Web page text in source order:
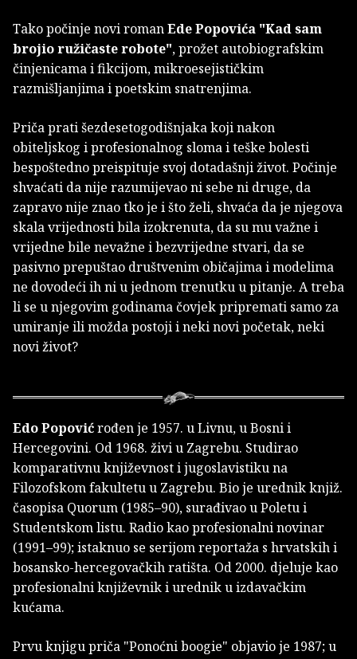
Tako počinje novi romanEde Popovića "Kad sam
brojio ružičaste robote", prožet autobiografskim
činjenicama i fikcijom, mikroesejističkim
razmišljanjima i poetskim snatrenjima.
Priča prati šezdesetogodišnjaka koji nakon
obiteljskog i profesionalnog sloma i teške bolesti
bespoštedno preispituje svoj dotadašnji život. Počinje
shvaćati da nije razumijevao ni sebe ni druge, da
zapravo nije znao tko je i što želi, shvaća da je njegova
skala vrijednosti bila izokrenuta, da su mu važne i
vrijedne bile nevažne i bezvrijedne stvari, da se
pasivno prepuštao društvenim običajima i modelima
ne dovodeći ih ni u jednom trenutku u pitanje. A treba
li se u njegovim godinama čovjek pripremati samo za
umiranje ili možda postoji i neki novi početak, neki
novi život?
Edo Popovićrođen je 1957. u Livnu, u Bosni i
Hercegovini. Od 1968. živi u Zagrebu. Studirao
komparativnu književnost i jugoslavistiku na
Filozofskom fakultetu u Zagrebu. Bio je urednik knjiž.
časopisa Quorum (1985–90), surađivao u Poletu i
Studentskom listu. Radio kao profesionalni novinar
(1991–99); istaknuo se serijom reportaža s hrvatskih i
bosansko-hercegovačkih ratišta. Od 2000. djeluje kao
profesionalni književnik i urednik u izdavačkim
kućama.
Prvu knjigu priča "Ponoćni boogie" objavio je 1987; u